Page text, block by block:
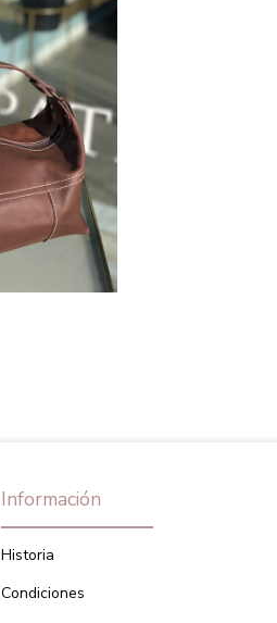
Información
Historia
Condiciones